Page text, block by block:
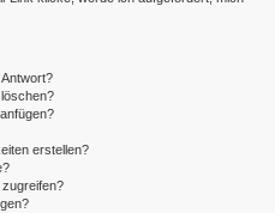
erstellen?